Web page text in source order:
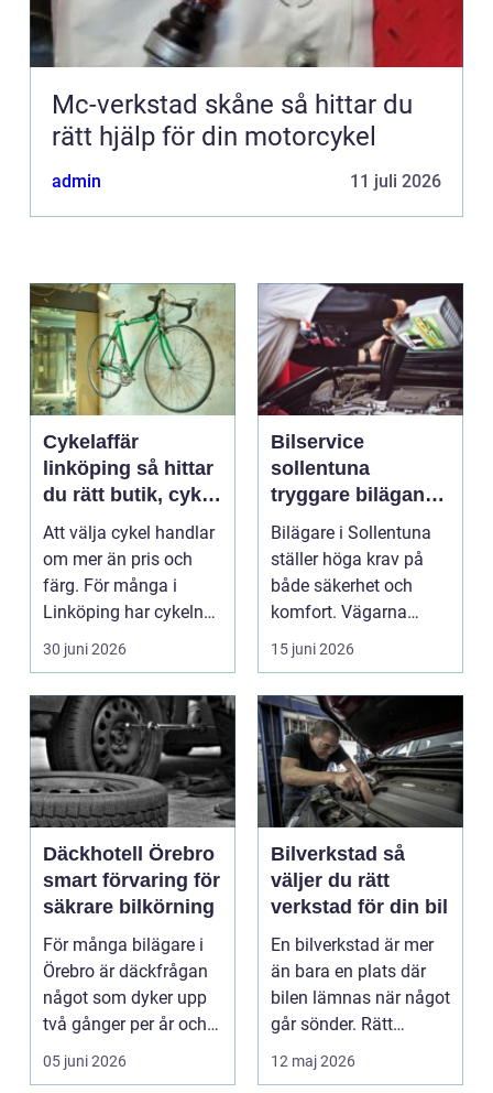
Mc-verkstad skåne så hittar du
rätt hjälp för din motorcykel
admin 11 juli 2026
Cykelaffär
linköping så hittar
du rätt butik, cykel
och service
Att välja cykel handlar
om mer än pris och
färg. För många i
Linköping har cykeln
blivit en viktig d...
30 juni 2026
Bilservice
sollentuna
tryggare bilägande
året runt
Bilägare i Sollentuna
ställer höga krav på
både säkerhet och
komfort. Vägarna
växlar mellan
motorväg...
15 juni 2026
Däckhotell Örebro
smart förvaring för
säkrare bilkörning
För många bilägare i
Örebro är däckfrågan
något som dyker upp
två gånger per år och
mest känns som e...
05 juni 2026
Bilverkstad så
väljer du rätt
verkstad för din bil
En bilverkstad är mer
än bara en plats där
bilen lämnas när något
går sönder. Rätt
verkstad blir en ...
12 maj 2026